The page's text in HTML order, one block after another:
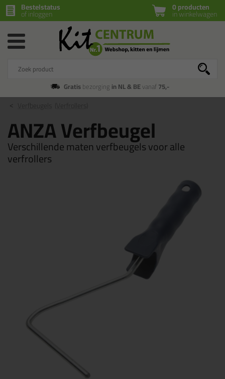
0 producten
in winkelwagen
Bestelstatus
of inloggen
Gratisbezorging in NL & BEvanaf75,-
Verfbeugels (Verfrollers)
ANZA Verfbeugel
Verschillende maten verfbeugels voor alle
verfrollers